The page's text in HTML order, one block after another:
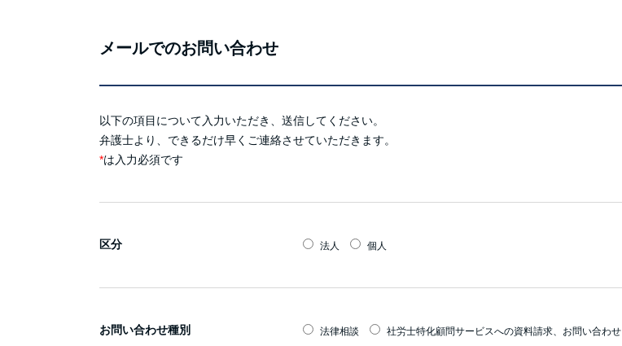
メールでのお問い合わせ
以下の項目について入力いただき、送信してください。
弁護士より、できるだけ早くご連絡させていただきます。
*は入力必須です
区分 法人 個人
お問い合わせ種別 法律相談 社労士特化顧問サービスへの資料請求、お問い合わせ